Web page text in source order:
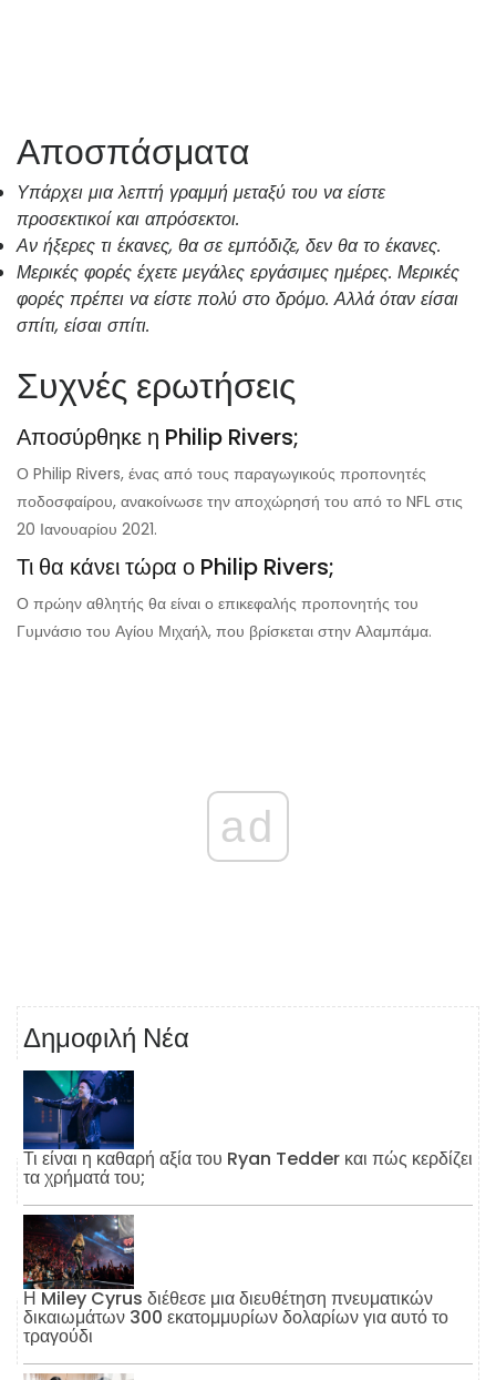
Αποσπάσματα
Υπάρχει μια λεπτή γραμμή μεταξύ του να είστε
προσεκτικοί και απρόσεκτοι.
Αν ήξερες τι έκανες, θα σε εμπόδιζε, δεν θα το έκανες.
Μερικές φορές έχετε μεγάλες εργάσιμες ημέρες. Μερικές
φορές πρέπει να είστε πολύ στο δρόμο. Αλλά όταν είσαι
σπίτι, είσαι σπίτι.
Συχνές ερωτήσεις
Αποσύρθηκε η Philip Rivers;
Ο Philip Rivers, ένας από τους παραγωγικούς προπονητές
ποδοσφαίρου, ανακοίνωσε την αποχώρησή του από το NFL στις
20 Ιανουαρίου 2021.
Τι θα κάνει τώρα ο Philip Rivers;
Ο πρώην αθλητής θα είναι ο επικεφαλής προπονητής του
Γυμνάσιο του Αγίου Μιχαήλ, που βρίσκεται στην Αλαμπάμα.
ad
Δημοφιλή Νέα
Τι είναι η καθαρή αξία του Ryan Tedder και πώς κερδίζει
τα χρήματά του;
Η Miley Cyrus διέθεσε μια διευθέτηση πνευματικών
δικαιωμάτων 300 εκατομμυρίων δολαρίων για αυτό το
τραγούδι